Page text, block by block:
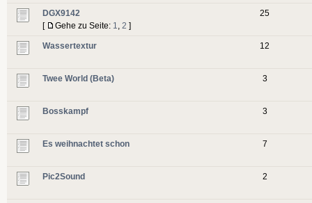
DGX9142
[
Gehe zu Seite: 1 2 ]
25
Wassertextur 12
Twee World (Beta) 3
Bosskampf 3
Es weihnachtet schon 7
Pic2Sound 2